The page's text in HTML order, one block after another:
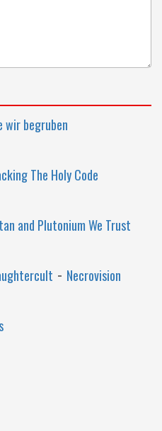
wir begruben
The Holy Code
and Plutonium We Trust
- Necrovision